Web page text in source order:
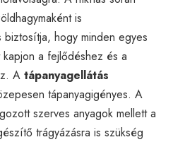
is
hogy minden egyes
a fejlődéshez és a
A tápanyagellátás
tápanyagigényes. A
szerves anyagok mellett a
trágyázásra is szükség